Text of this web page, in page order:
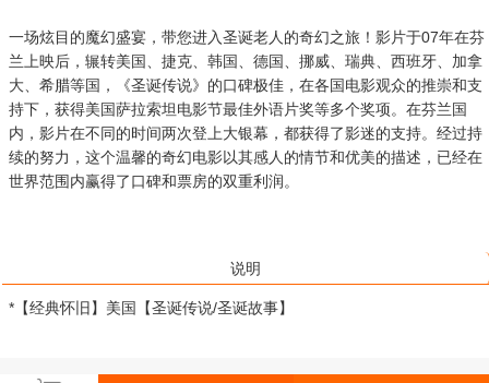
一场炫目的魔幻盛宴，带您进入圣诞老人的奇幻之旅！影片于07年在芬
兰上映后，辗转美国、捷克、韩国、德国、挪威、瑞典、西班牙、加拿
大、希腊等国，《圣诞传说》的口碑极佳，在各国电影观众的推崇和支
持下，获得美国萨拉索坦电影节最佳外语片奖等多个奖项。在芬兰国
内，影片在不同的时间两次登上大银幕，都获得了影迷的支持。经过持
续的努力，这个温馨的奇幻电影以其感人的情节和优美的描述，已经在
世界范围内赢得了口碑和票房的双重利润。
说明
*【经典怀旧】美国【圣诞传说/圣诞故事】